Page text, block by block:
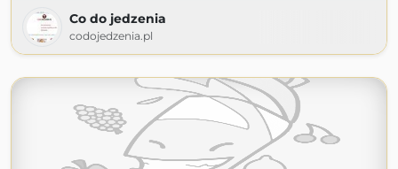
Co do jedzenia
codojedzenia.pl